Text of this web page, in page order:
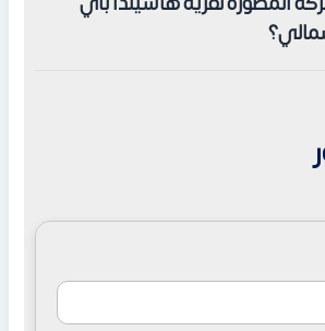
المطورة القائمة على قرية هاسيندا باي